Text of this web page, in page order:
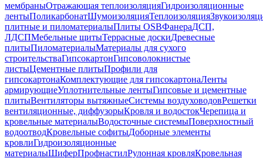
мембраныОтражающая теплоизоляцияГидроизоляционные
лентыПоликарбонатШумоизоляцияТеплоизоляция
плитные и пиломатериалыПлиты OSBФанераДСП,
ЛДСПМебельные щитыТеррасные доскиДревесные
плитыПиломатериалыМатериалы для сухого
строительстваГипсокартонГипсоволокнистые
листыЦементные плитыПрофили для
гипсокартонаКомплектующие для гипсокартонаЛенты
армирующиеУплотнительные лентыГипсовые и цементные
плитыВентиляторы вытяжныеСистемы воздуховодовРешетки
вентиляционные, диффузорыКровля и водостокЧерепица и
кровельные материалыВодосточные системыПоверхностный
водоотводКровельные софитыДоборные элементы
кровлиГидроизоляционные
материалыШиферПрофнастилРулонная кровляКровельная